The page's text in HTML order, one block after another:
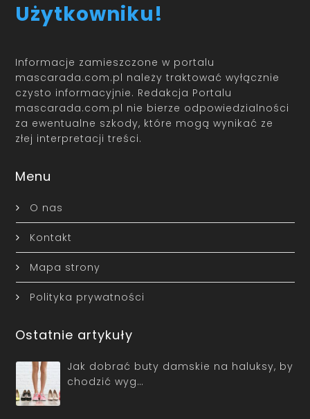
Użytkowniku!
Informacje zamieszczone w portalu
mascarada.com.pl należy traktować wyłącznie
czysto informacyjnie. Redakcja Portalu
mascarada.com.pl nie bierze odpowiedzialności
za ewentualne szkody, które mogą wynikać ze
złej interpretacji treści.
Menu
O nas
Kontakt
Mapa strony
Polityka prywatności
Ostatnie artykuły
Jak dobrać buty damskie na haluksy, by
chodzić wyg…